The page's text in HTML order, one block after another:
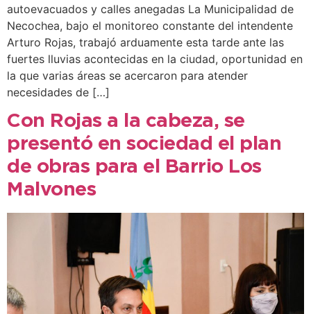
autoevacuados y calles anegadas La Municipalidad de
Necochea, bajo el monitoreo constante del intendente
Arturo Rojas, trabajó arduamente esta tarde ante las
fuertes lluvias acontecidas en la ciudad, oportunidad en
la que varias áreas se acercaron para atender
necesidades de […]
Con Rojas a la cabeza, se
presentó en sociedad el plan
de obras para el Barrio Los
Malvones